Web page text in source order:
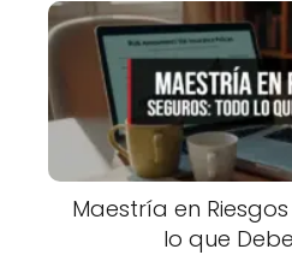
Maestría en
lo que